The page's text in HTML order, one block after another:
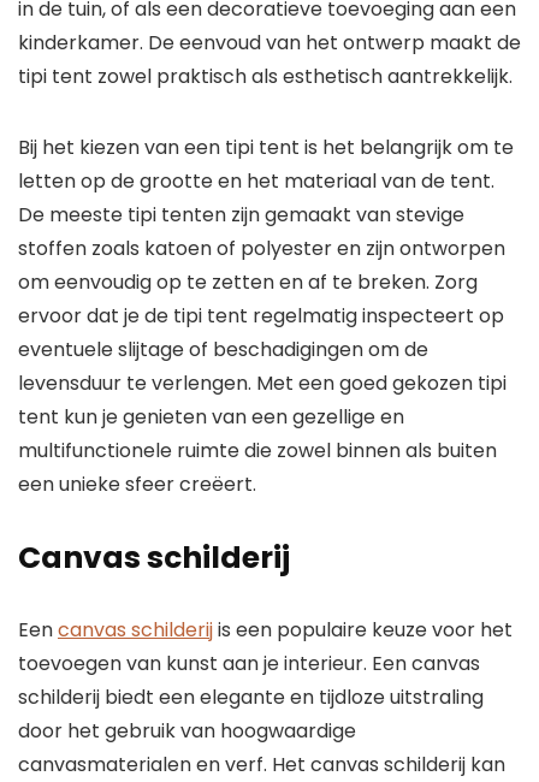
in de tuin, of als een decoratieve toevoeging aan een
kinderkamer. De eenvoud van het ontwerp maakt de
tipi tent zowel praktisch als esthetisch aantrekkelijk.
Bij het kiezen van een tipi tent is het belangrijk om te
letten op de grootte en het materiaal van de tent.
De meeste tipi tenten zijn gemaakt van stevige
stoffen zoals katoen of polyester en zijn ontworpen
om eenvoudig op te zetten en af te breken. Zorg
ervoor dat je de tipi tent regelmatig inspecteert op
eventuele slijtage of beschadigingen om de
levensduur te verlengen. Met een goed gekozen tipi
tent kun je genieten van een gezellige en
multifunctionele ruimte die zowel binnen als buiten
een unieke sfeer creëert.
Canvas schilderij
Eencanvas schilderijis een populaire keuze voor het
toevoegen van kunst aan je interieur. Een canvas
schilderij biedt een elegante en tijdloze uitstraling
door het gebruik van hoogwaardige
canvasmaterialen en verf. Het canvas schilderij kan